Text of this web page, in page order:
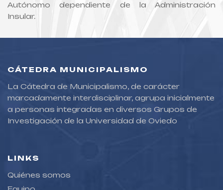
Autónomo dependiente de la Administración
Insular.
CÁTEDRA MUNICIPALISMO
La Cátedra de Municipalismo, de carácter
marcadamente interdisciplinar, agrupa inicialmente
a personas integradas en diversos Grupos de
Investigación de la Universidad de Oviedo
LINKS
Quiénes somos